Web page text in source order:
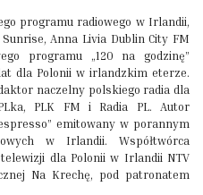
programu radiowego w Irlandii,
Anna Livia Dublin City FM
programu „120 na godzinę”
dla Polonii w irlandzkim eterze.
naczelny polskiego radia dla
PLK FM i Radia PL. Autor
emitowany w porannym
w Irlandii. Współtwórca
dla Polonii w Irlandii NTV
Na Krechę, pod patronatem